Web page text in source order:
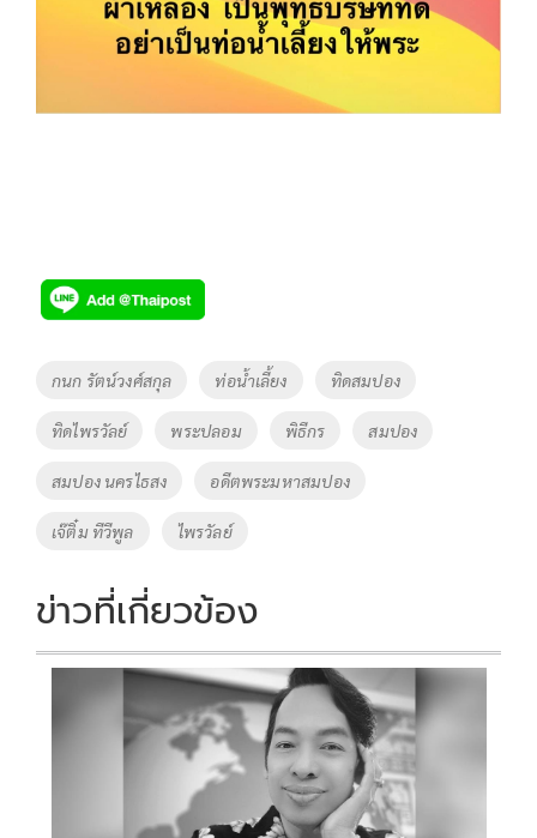
Tags
กนก รัตน์วงศ์สกุล ท่อน้ำเลี้ยง ทิดสมปอง
ทิดไพรวัลย์ พระปลอม พิธีกร สมปอง
สมปอง นครไธสง อดีตพระมหาสมปอง
เจ๊ติ๋ม ทีวีพูล ไพรวัลย์
ข่าวที่เกี่ยวข้อง